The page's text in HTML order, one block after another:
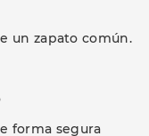
un zapato común.
forma segura